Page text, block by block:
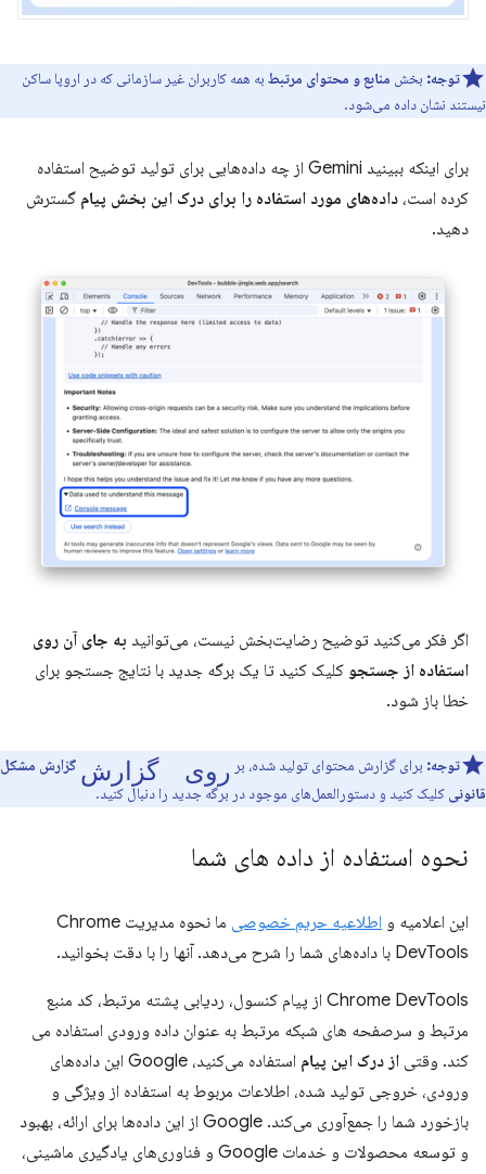
توجه: بخش منابع و محتوای مرتبط به همه کاربران غیر سازمانی که در اروپا ساکن
نیستند نشان داده می‌شود.
برای اینکه ببینید Gemini از چه داده‌هایی برای تولید توضیح استفاده
کرده است، داده‌های مورد استفاده را برای درک این بخش پیام گسترش
دهید.
اگر فکر می‌کنید توضیح رضایت‌بخش نیست، می‌توانید به جای آن روی
استفاده از جستجو کلیک کنید تا یک برگه جدید با نتایج جستجو برای
خطا باز شود.
توجه: برای گزارش محتوای تولید شده، بر روی گزارش گزارش مشکل
قانونی کلیک کنید و دستورالعمل‌های موجود در برگه جدید را دنبال کنید.
نحوه استفاده از داده های شما
این اعلامیه و اطلاعیه حریم خصوصی
ما نحوه مدیریت Chrome
DevTools با داده‌های شما را شرح می‌دهد. آنها را با دقت بخوانید.
Chrome DevTools از پیام کنسول، ردیابی پشته مرتبط، کد منبع
مرتبط و سرصفحه های شبکه مرتبط به عنوان داده ورودی استفاده می
کند. وقتی از درک این پیام
استفاده می‌کنید، Google این داده‌های
ورودی، خروجی تولید شده، اطلاعات مربوط به استفاده از ویژگی و
بازخورد شما را جمع‌آوری می‌کند. Google از این داده‌ها برای ارائه، بهبود
و توسعه محصولات و خدمات Google و فناوری‌های یادگیری ماشینی،